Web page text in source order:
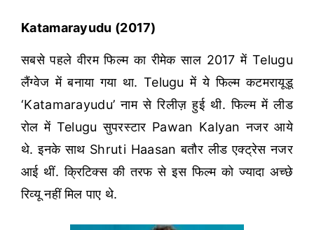
Katamarayudu (2017)
सबसे पहले वीरम फिल्म का रीमेक साल 2017 में Telugu
लैंग्वेज में बनाया गया था. Telugu में ये फिल्म कटमरायूडू
‘Katamarayudu’ नाम से रिलीज़ हुई थी. फिल्म में लीड
रोल में Telugu सुपरस्टार Pawan Kalyan नजर आये
थे.इनके साथ Shruti Haasan बतौर लीड एक्ट्रेस नजर
आई थीं. क्रिटिक्स की तरफ से इस फिल्म को ज्यादा अच्छे
रिव्यू नहीं मिल पाए थे.